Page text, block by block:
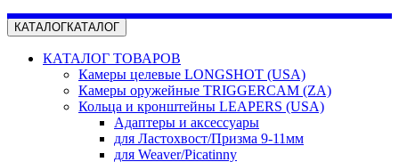
КАТАЛОГКАТАЛОГ
КАТАЛОГ ТОВАРОВ
Камеры целевые LONGSHOT (USA)
Камеры оружейные TRIGGERCAM (ZA)
Кольца и кронштейны LEAPERS (USA)
Адаптеры и аксессуары
для Ластохвост/Призма 9-11мм
для Weaver/Picatinny